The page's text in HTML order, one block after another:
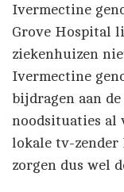
Ivermectine
Grove Hospital
ziekenhuizen
Ivermectine
bijdragen aan
noodsituaties al
lokale tv-zender
zorgen dus wel